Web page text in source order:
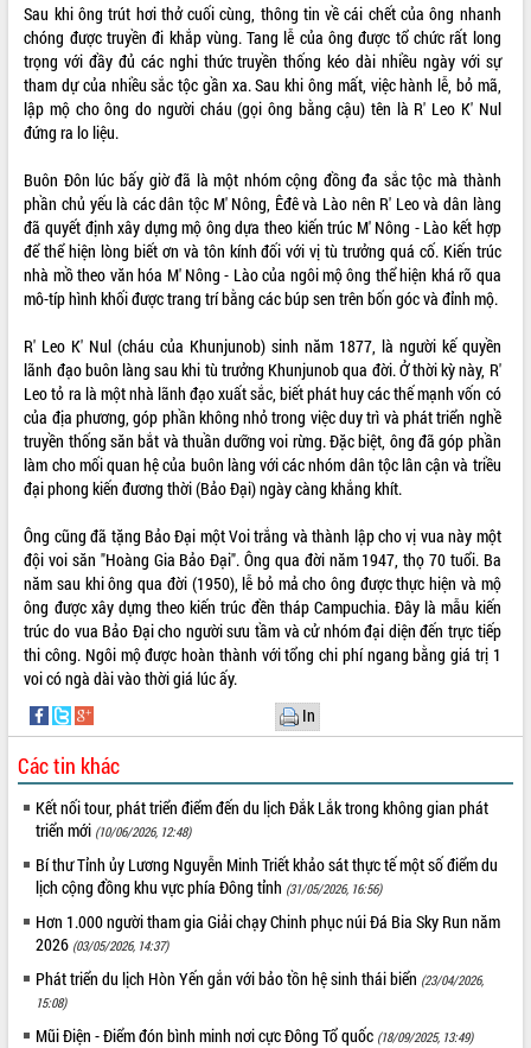
Trailer Lễ hội Sầu riêng Đắk Lắk năm
2026
Khám bệnh, cấp phát thuốc miễn phí
và tặng quà người dân xã Cư Pui
Hội nghị UBND tỉnh Đắk Lắk thường kỳ
tháng 7/2026
Lễ truy tặng danh hiệu “Bà Mẹ Việt
Nam Anh hùng” và trao Huân chương
Lao động
UBND tỉnh Đắk Lắk triển khai nhiệm
Kỳ họp thứ Hai, Hội đồng nhân dân
tỉnh khóa XI quyết nghị nhiều nội dung
quan trọng
Bí thư Tỉnh ủy Lương Nguyễn Minh
Triết thăm, tặng quà người có công với
cách mạng
văn hóa, thể thao đáp ứng yêu cầu
phát triển mới
Thường trực HĐND tỉnh Đắk Lắk gặp
mặt Đoàn chuyên gia y tế TP. Hồ Chí
Minh
Lễ truy điệu và an táng hài cốt liệt sĩ
tại Nghĩa trang Liệt sĩ xã Sơn Hòa
Bàn giải pháp tháo gỡ khó khăn trong
xuất khẩu sầu riêng và triển khai quy
định EUDR
trường Nguyễn Hoàng Hiệp khảo sát
vùng trồng và doanh nghiệp đóng gói
sầu riêng tại Đắk Lắk
Trình diễn nghệ thuật chế biến các
món ăn từ sầu riêng
Đắk Lắk công bố Quy hoạch và xúc
tiến đầu tư tỉnh
Ngành cá ngừ Đắk Lắk chủ động thích
ứng để giữ vững thị trường xuất khẩu
ALBUM ẢNH
LIÊN KẾT WEB
THỐNG KÊ TRUY CẬP
Hôm nay:
14777
Tất cả: 66127891
Sau khi ông trút hơi thở cuối cùng, thông tin về cái chết của ông nhanh
chóng được truyền đi khắp vùng. Tang lễ của ông được tổ chức rất long
trọng với đầy đủ các nghi thức truyền thống kéo dài nhiều ngày với sự
tham dự của nhiều sắc tộc gần xa. Sau khi ông mất, việc hành lễ, bỏ mã,
lập mộ cho ông do người cháu (gọi ông bằng cậu) tên là R' Leo K' Nul
đứng ra lo liệu.
Buôn Đôn lúc bấy giờ đã là một nhóm cộng đồng đa sắc tộc mà thành
phần chủ yếu là các dân tộc M' Nông, Êđê và Lào nên R' Leo và dân làng
đã quyết định xây dựng mộ ông dựa theo kiến trúc M' Nông - Lào kết hợp
để thể hiện lòng biết ơn và tôn kính đối với vị tù trưởng quá cố. Kiến trúc
nhà mồ theo văn hóa M' Nông - Lào của ngôi mộ ông thể hiện khá rõ qua
mô-típ hình khối được trang trí bằng các búp sen trên bốn góc và đỉnh mộ.
R' Leo K' Nul (cháu của Khunjunob) sinh năm 1877, là người kế quyền
lãnh đạo buôn làng sau khi tù trưởng Khunjunob qua đời. Ở thời kỳ này, R'
Leo tỏ ra là một nhà lãnh đạo xuất sắc, biết phát huy các thế mạnh vốn có
của địa phương, góp phần không nhỏ trong việc duy trì và phát triển nghề
truyền thống săn bắt và thuần dưỡng voi rừng. Đặc biệt, ông đã góp phần
làm cho mối quan hệ của buôn làng với các nhóm dân tộc lân cận và triều
đại phong kiến đương thời (Bảo Đại) ngày càng khắng khít.
Ông cũng đã tặng Bảo Đại một Voi trắng và thành lập cho vị vua này một
đội voi săn "Hoàng Gia Bảo Đại". Ông qua đời năm 1947, thọ 70 tuổi. Ba
năm sau khi ông qua đời (1950), lễ bỏ mả cho ông được thực hiện và mộ
ông được xây dựng theo kiến trúc đền tháp Campuchia. Đây là mẫu kiến
trúc do vua Bảo Đại cho người sưu tầm và cử nhóm đại diện đến trực tiếp
thi công. Ngôi mộ được hoàn thành với tổng chi phí ngang bằng giá trị 1
voi có ngà dài vào thời giá lúc ấy.
In
Các tin khác
Kết nối tour, phát triển điểm đến du lịch Đắk Lắk trong không gian phát
triển mới (10/06/2026, 12:48)
Bí thư Tỉnh ủy Lương Nguyễn Minh Triết khảo sát thực tế một số điểm du
lịch cộng đồng khu vực phía Đông tỉnh (31/05/2026, 16:56)
Hơn 1.000 người tham gia Giải chạy Chinh phục núi Đá Bia Sky Run năm
2026 (03/05/2026, 14:37)
Phát triển du lịch Hòn Yến gắn với bảo tồn hệ sinh thái biển (23/04/2026,
15:08)
Mũi Điện - Điểm đón bình minh nơi cực Đông Tổ quốc (18/09/2025, 13:49)